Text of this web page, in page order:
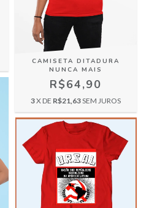
CAMISETA DITADURA
NUNCA MAIS
R$64,90
3X DE R$21,63SEM JUROS